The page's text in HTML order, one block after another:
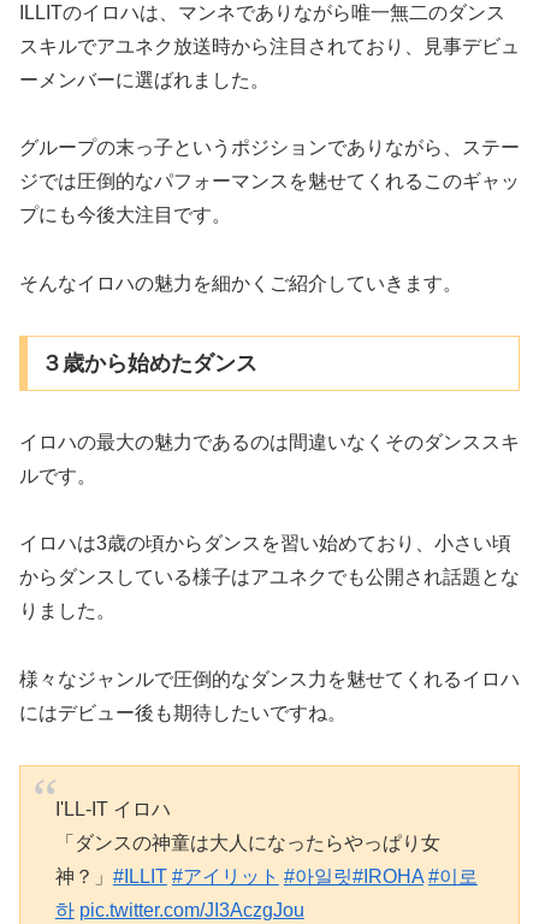
ILLITのイロハは、マンネでありながら唯一無二のダンス
スキルでアユネク放送時から注目されており、見事デビュ
ーメンバーに選ばれました。
グループの末っ子というポジションでありながら、ステー
ジでは圧倒的なパフォーマンスを魅せてくれるこのギャッ
プにも今後大注目です。
そんなイロハの魅力を細かくご紹介していきます。
３歳から始めたダンス
イロハの最大の魅力であるのは間違いなくそのダンススキ
ルです。
イロハは3歳の頃からダンスを習い始めており、小さい頃
からダンスしている様子はアユネクでも公開され話題とな
りました。
様々なジャンルで圧倒的なダンス力を魅せてくれるイロハ
にはデビュー後も期待したいですね。
I'LL-IT イロハ
「ダンスの神童は大人になったらやっぱり女
神？」 #ILLIT #アイリット #아일릿#IROHA #이로
하 pic.twitter.com/JI3AczgJou